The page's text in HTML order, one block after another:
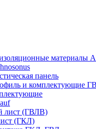
панель
лист (ГВЛВ)
(ГКЛ)